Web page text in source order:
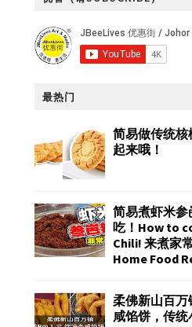
最热门
简易做传统
起来哦！
简易煮虾米
吃！How to
Chili! 来煮家
Home Food
柔佛新山百万
咸馅饼，传统